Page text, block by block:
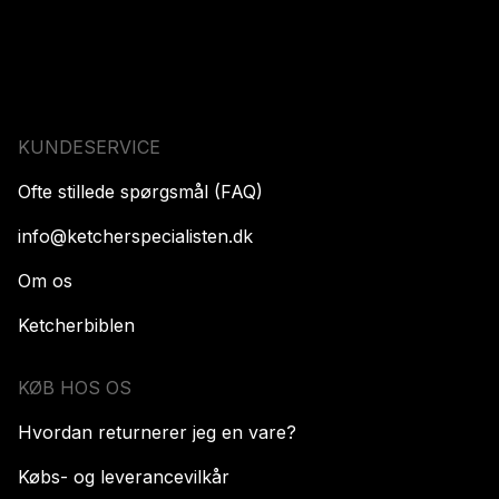
KUNDESERVICE
Ofte stillede spørgsmål (FAQ)
info@ketcherspecialisten.dk
Om os
Ketcherbiblen
KØB HOS OS
Hvordan returnerer jeg en vare?
Købs- og leverancevilkår